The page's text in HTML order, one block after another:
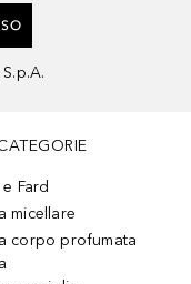
Fard
micellare
corpo profumata